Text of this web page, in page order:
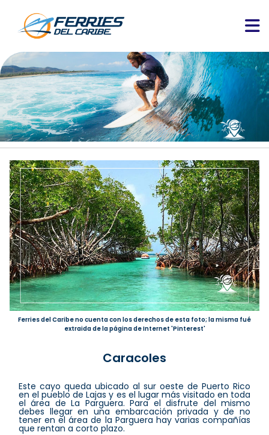
Ferries del Caribe no cuenta con los derechos de esta foto; la misma fué
extraida de la página de Internet 'Pinterest'
Caracoles
Este cayo queda ubicado al sur oeste de Puerto Rico
en el pueblo de Lajas y es el lugar más visitado en toda
el área de La Parguera. Para el disfrute del mismo
debes llegar en una embarcación privada y de no
tener en el área de la Parguera hay varias compañías
que rentan a corto plazo.